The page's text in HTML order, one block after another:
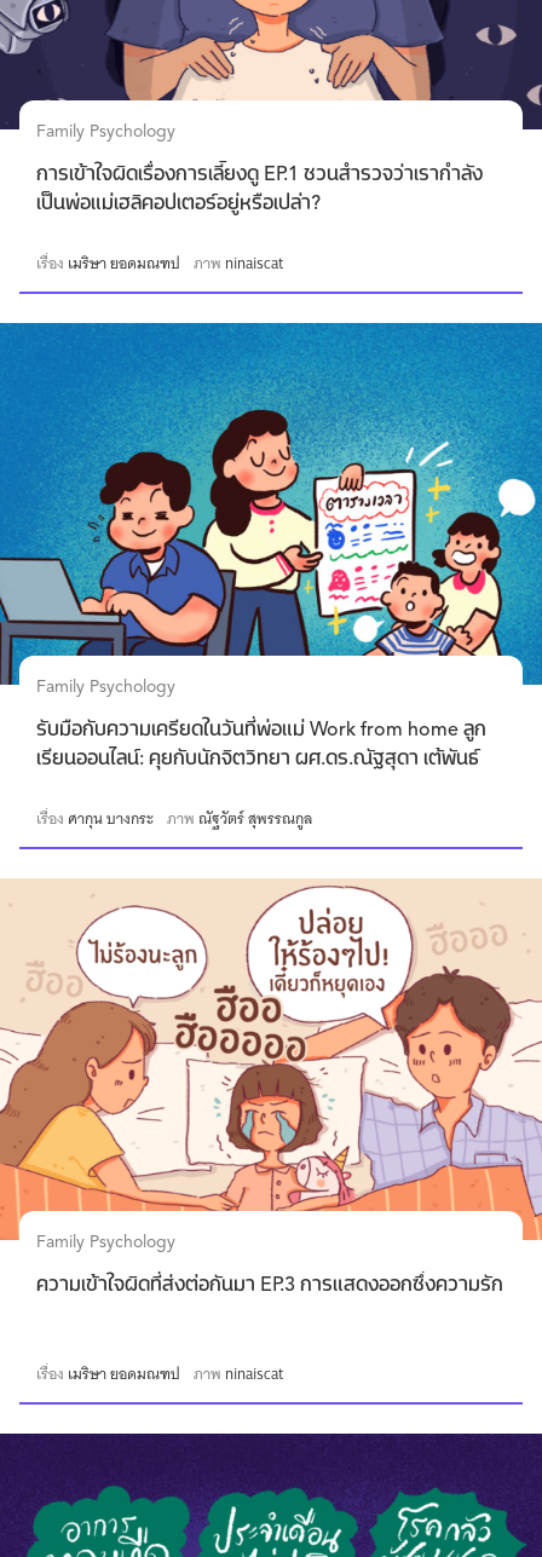
Family Psychology
การเข้าใจผิดเรื่องการเลี้ยงดู EP.1 ชวนสำรวจว่าเรากำลัง
เป็นพ่อแม่เฮลิคอปเตอร์อยู่หรือเปล่า?
เรื่อง เมริษา ยอดมณฑป ภาพ ninaiscat
Family Psychology
รับมือกับความเครียดในวันที่พ่อแม่ Work from home ลูก
เรียนออนไลน์: คุยกับนักจิตวิทยา ผศ.ดร.ณัฐสุดา เต้พันธ์
เรื่อง ศากุน บางกระ ภาพณัฐวัตร์ สุพรรณกูล
Family Psychology
ความเข้าใจผิดที่ส่งต่อกันมา EP.3 การแสดงออกซึ่งความรัก
เรื่อง เมริษา ยอดมณฑป ภาพ ninaiscat